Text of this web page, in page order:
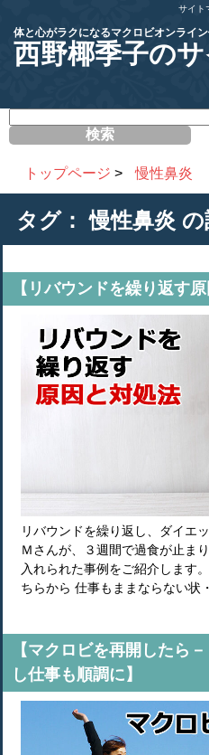
サイト
体と心がラクになるマクロビオンライ
西野椰季子のサ
イ
ト
索
トップページ > 慢性鼻炎
タグ：慢性鼻炎 の
【リバウンドを繰り返す原
リバウンドを繰り返し、ダイエ
Ｍさんが、３週間で過食が止ま
入れられた事例をご紹介します
ちらから 仕事もままならない状
【マクロビを再開したら
し仕事も順調に】